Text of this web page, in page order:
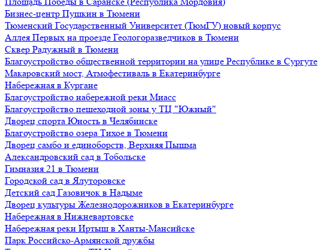
Бизнес-центр Пушкин в Тюмени
Тюменский Государственный Университет (ТюмГУ) новый корпус
Аллея Первых на проезде Геологоразведчиков в Тюмени
Сквер Радужный в Тюмени
Благоустройство общественной территории на улице Республике в Сургуте
Макаровский мост, Атмофестиваль в Екатеринбурге
Набережная в Кургане
Благоустройство набережной реки Миасс
Благоустройство пешеходной зоны у ТЦ "Южный"
Дворец спорта Юность в Челябинске
Благоустройство озера Тихое в Тюмени
Дворец самбо и единоборств, Верхняя Пышма
Александровский сад в Тобольске
Гимназия 21 в Тюмени
Городской сад в Ялуторовске
Детский сад Газовичок в Надыме
Дворец культуры Железнодорожников в Екатеринбурге
Набережная в Нижневартовске
Набережная реки Иртыш в Ханты-Мансийске
Парк Российско-Армянской дружбы